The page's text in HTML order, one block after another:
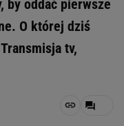
by oddać pierwsze
O której dziś
tv,